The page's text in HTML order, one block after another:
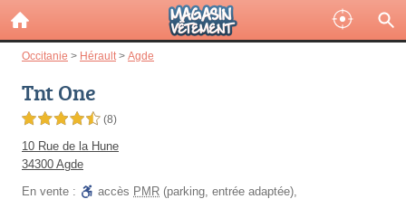
Occitanie > Hérault > Agde
Tnt One
4,5 étoiles sur 5 (8)
10 Rue de la Hune
34300 Agde
En vente :
accès PMR (parking, entrée adaptée),